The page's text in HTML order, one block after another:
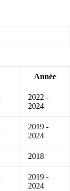
Année
2022 -
2024
2019 -
2024
2018
2019 -
2024